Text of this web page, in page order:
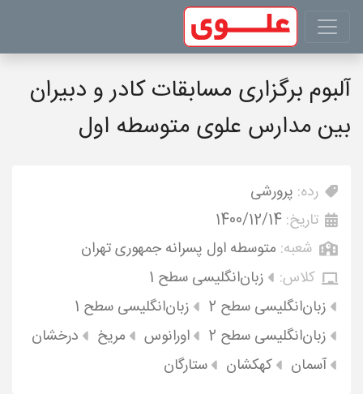
آلبوم برگزاری مسابقات کادر و دبیران
بین مدارس علوی متوسطه اول
رده: پرورشی
تاریخ: 1400/12/14
شعبه: متوسطه اول پسرانه جمهوری تهران
کلاس:
زبان‌انگلیسی سطح 1
زبان‌انگلیسی سطح 2
زبان‌انگلیسی سطح 1
زبان‌انگلیسی سطح 2
اورانوس مریخ
درخشان
آسمان
کهکشان ستارگان